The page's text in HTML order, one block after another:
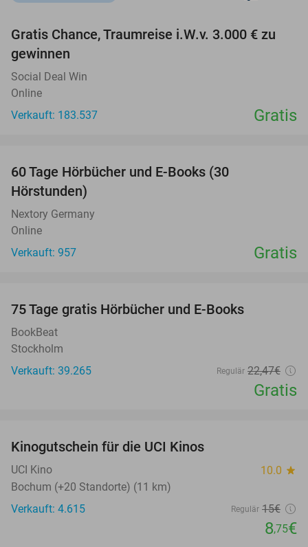
Gratis Chance, Traumreise i.W.v. 3.000 € zu
gewinnen
Social Deal Win
Online
Verkauft: 183.537
Gratis
60 Tage Hörbücher und E-Books (30
Hörstunden)
Nextory Germany
Online
Verkauft: 957
Gratis
75 Tage gratis Hörbücher und E-Books
BookBeat
Stockholm
Verkauft: 39.265
Regulär 22,47€
Gratis
Kinogutschein für die UCI Kinos
UCI Kino 10.0 star
Bochum (+20 Standorte) (11 km)
Verkauft: 4.615
Regulär 15€
8,75€